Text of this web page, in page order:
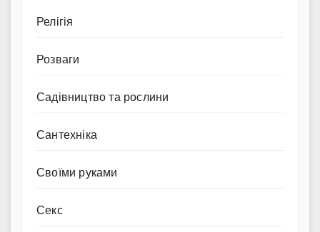
Релігія
Розваги
Садівництво та рослини
Сантехніка
Своїми руками
Секс